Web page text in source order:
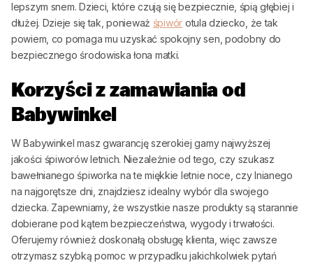
lepszym snem. Dzieci, które czują się bezpiecznie, śpią głębiej i
dłużej. Dzieje się tak, ponieważ śpiwór otula dziecko, że tak
powiem, co pomaga mu uzyskać spokojny sen, podobny do
bezpiecznego środowiska łona matki.
Korzyści z zamawiania od
Babywinkel
WBabywinkel masz gwarancję szerokiej gamy najwyższej
jakości śpiworów letnich. Niezależnie od tego, czy szukasz
bawełnianego śpiworka na te miękkie letnie noce, czy lnianego
na najgorętsze dni, znajdziesz idealny wybór dla swojego
dziecka. Zapewniamy, że wszystkie nasze produkty są starannie
dobierane pod kątem bezpieczeństwa, wygody i trwałości.
Oferujemy również doskonałą obsługę klienta, więc zawsze
otrzymasz szybką pomoc w przypadku jakichkolwiek pytań